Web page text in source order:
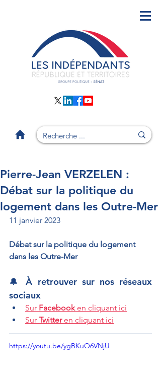
Pierre-Jean VERZELEN :
Débat sur la politique du
logement dans les Outre-Mer
11 janvier 2023
Débat sur la politique du logement
dans les Outre-Mer
🔔 À retrouver sur nos réseaux
sociaux
Sur Facebook en cliquant ici
Sur Twitter en cliquant ici
https://youtu.be/ygBKuO6VNjU